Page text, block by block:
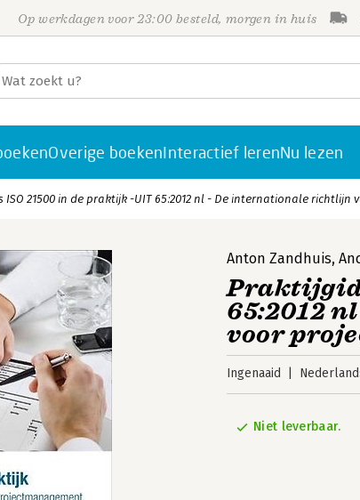
Op werkdagen voor 23:00 besteld, morgen in huis
Overige boekenInteractief lerenNu lezen
ISO 21500 in de praktijk -UIT 65:2012 nl - De internationale
Anton Zandhuis,
65:2012
voor
Ingenaaid
Niet leverbaar.